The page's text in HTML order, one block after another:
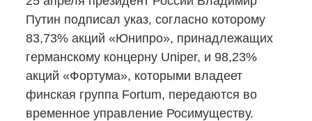
Путин подписал указ, согласно которому
83,73% акций «Юнипро», принадлежащих
германскому концерну Uniper, и 98,23%
акций «Фортума», которыми владеет
финская группа Fortum, передаются во
временное управление Росимуществу.